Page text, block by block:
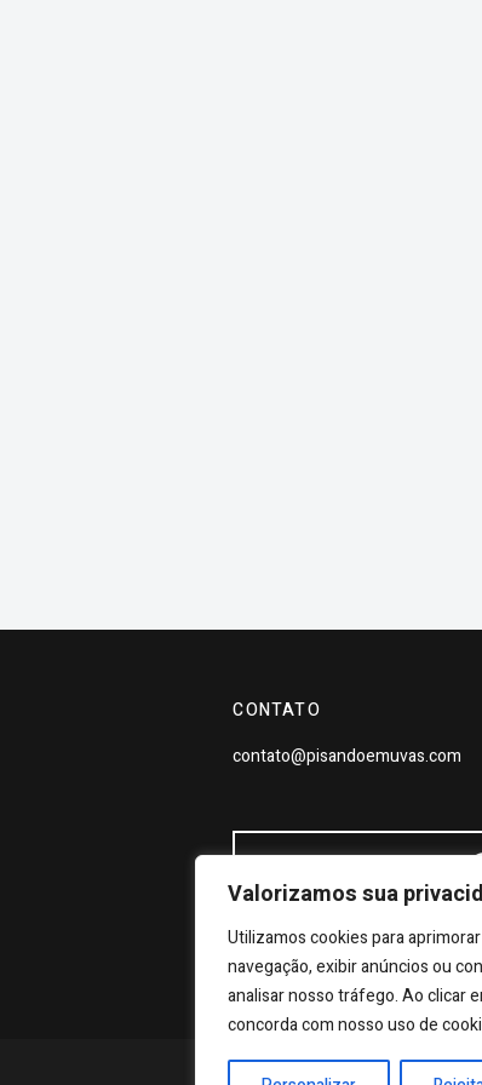
Valorizamos sua
Utilizamos cookies para
navegação, exibir anúncios ou
analisar nosso tráfego. Ao clicar
concorda com nosso uso de
CONTATO
contato@pisandoemuvas.com